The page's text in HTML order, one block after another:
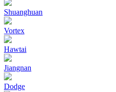
Shuanghuan
Vortex
Hawtai
Jiangnan
Dodge